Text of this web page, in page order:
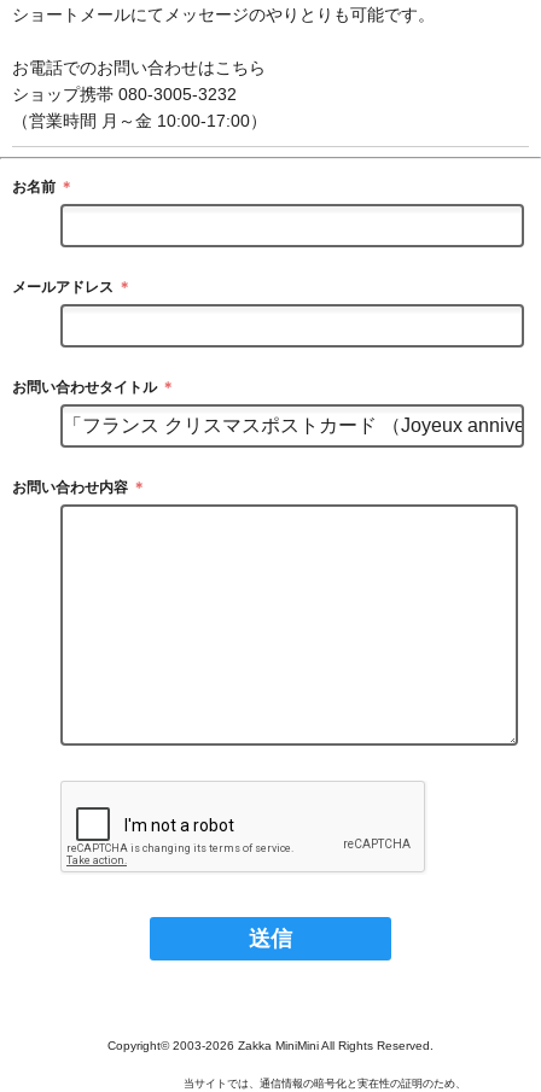
ショートメールにてメッセージのやりとりも可能です。
お電話でのお問い合わせはこちら
ショップ携帯 080-3005-3232
（営業時間 月～金 10:00-17:00）
お名前 ＊
メールアドレス ＊
お問い合わせタイトル ＊
お問い合わせ内容 ＊
Copyright© 2003‐2026 Zakka MiniMini All Rights Reserved.
当サイトでは、通信情報の暗号化と実在性の証明のため、